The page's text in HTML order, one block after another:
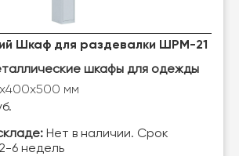
Шкаф для раздевалки ШРМ-21
шкафы для одежды
мм
Нет в наличии. Срок
6 недель